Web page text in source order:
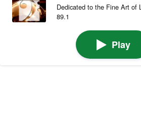
Dedicated to the Fine Art of
89.1
Play